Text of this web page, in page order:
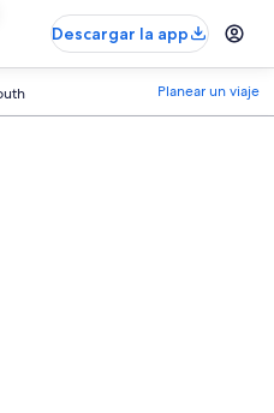
Descargar la app
Planear un viaje